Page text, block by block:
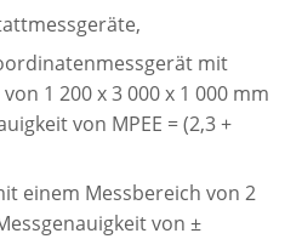
mit
1 200 x 3 000 x 1 000 mm
von MPEE = (2,3 +
einem Messbereich von 2
von ±